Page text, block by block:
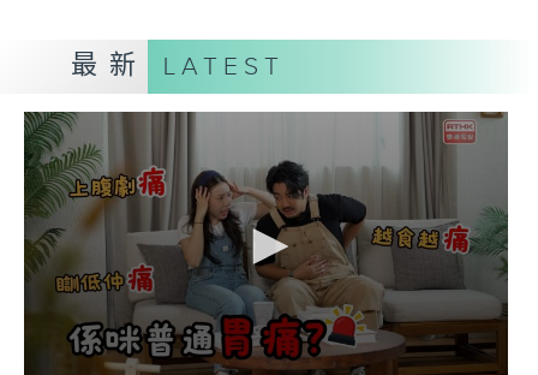
方案以及预防方法等，务求令观众可以对各种
疾病有更深了解，以减轻对疾病的担忧及恐
惧。
最新 LATEST